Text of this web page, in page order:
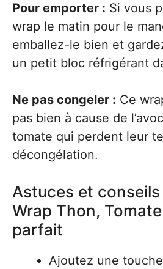
Pour emporter : Si vous
wrap le matin pour le
emballez-le bien et
un petit bloc réfrigérant
Ne pas congeler : Ce
pas bien à cause de
tomate qui perdent leur
décongélation.
Astuces et
Wrap Thon,
parfait
Ajoutez une